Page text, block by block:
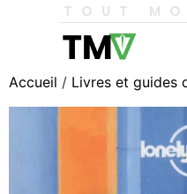
TOUT
Accueil / Livres et guides